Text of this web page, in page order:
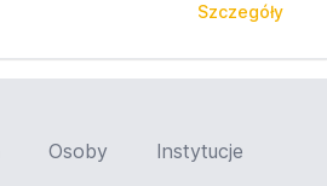
Szczegóły
Osoby
Instytucje